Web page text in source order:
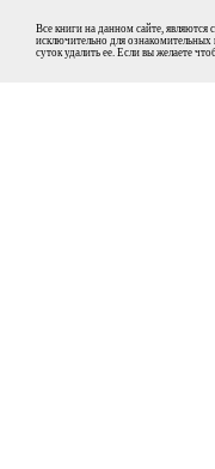
Все книги на данном сайте,
исключительно для ознакомительных
суток удалить ее. Если вы желаете